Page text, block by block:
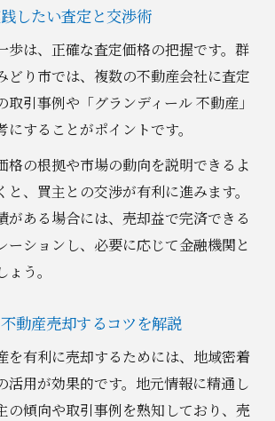
したい査定と交渉術
歩は、正確な査定価格の把握です。群
どり市では、複数の不動産会社に査定
取引事例や「グランディール 不動産」
することがポイントです。
格の根拠や市場の動向を説明できるよ
と、買主との交渉が有利に進みます。
がある場合には、売却益で完済できる
ーションし、必要に応じて金融機関と
う。
動産売却するコツを解説
を有利に売却するためには、地域密着
活用が効果的です。地元情報に精通し
の傾向や取引事例を熟知しており、売